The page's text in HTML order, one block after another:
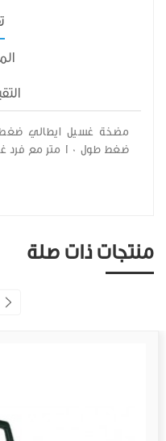
ضغط طول 10 متر مع فرد غسيل
منتجات ذات صلة